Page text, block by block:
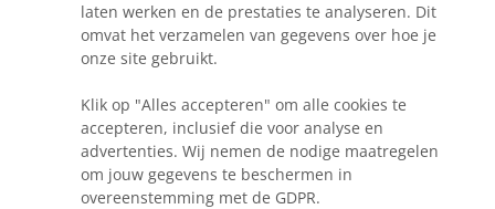
Algemene voorwaarden
Privacyverklaring
Disclaimer
Copyright © 2026 Webkracht - Handelsnaam van
laten werken en de prestaties te analyseren. Dit
omvat het verzamelen van gegevens over hoe je
onze site gebruikt.
Klik op "Alles accepteren" om alle cookies te
accepteren, inclusief die voor analyse en
advertenties. Wij nemen de nodige maatregelen
om jouw gegevens te beschermen in
overeenstemming met de GDPR.